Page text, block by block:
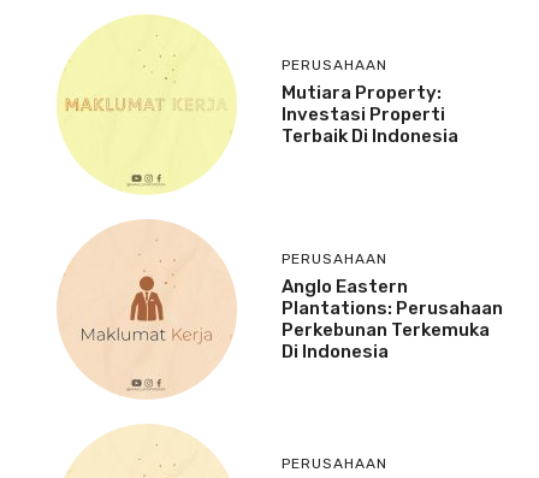
PERUSAHAAN
Mutiara Property:
Investasi Properti
Terbaik Di Indonesia
PERUSAHAAN
Anglo Eastern
Plantations: Perusahaan
Perkebunan Terkemuka
Di Indonesia
PERUSAHAAN